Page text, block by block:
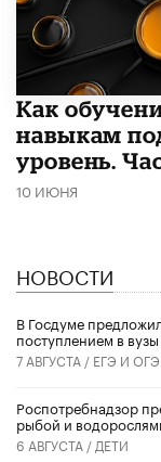
​Как
навыкам
уровень.
10 ИЮНЯ
НОВОСТИ
В Госдуме
поступлением в вузы
7 АВГУСТА / ЕГЭ И ОГЭ
Роспотребнадзор
рыбой и
6 АВГУСТА / ДЕТИ